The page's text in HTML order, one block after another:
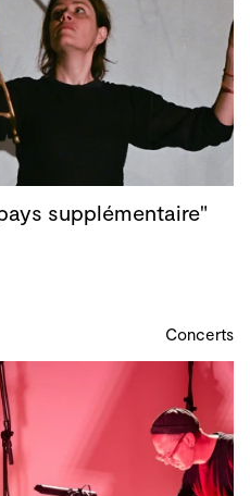
supplémentaire"
Concerts